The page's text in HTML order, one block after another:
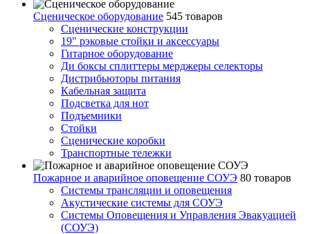
Сценическое оборудование 545 товаров
Сценические конструкции
19" рэковые стойки и аксесcуары
Гитарное оборудование
Ди боксы сплиттеры мерджеры селекторы
Дистрибьюторы питания
Кабельная защита
Подсветка для нот
Подъемники
Стойки
Сценические коробки
Транспортные тележки
Пожарное и аварийное оповещение СОУЭ 80 товаров
Cистемы трансляции и оповещения
Акустические системы для СОУЭ
Системы Оповещения и Управления Эвакуацией
(СОУЭ)